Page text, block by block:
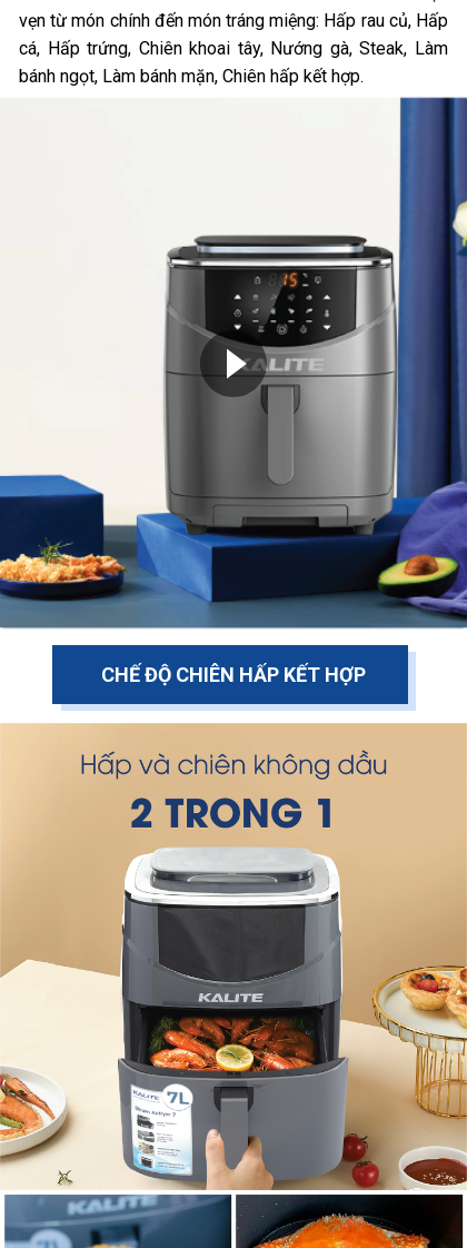
vẹn từ món chính đến món tráng miệng: Hấp rau củ, Hấp
cá, Hấp trứng, Chiên khoai tây, Nướng gà, Steak, Làm
bánh ngọt, Làm bánh mặn, Chiên hấp kết hợp.
CHẾ ĐỘ CHIÊN HẤP KẾT HỢP